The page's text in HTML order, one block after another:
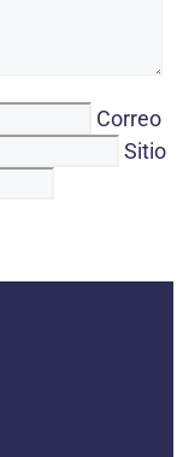
Correo
Sitio